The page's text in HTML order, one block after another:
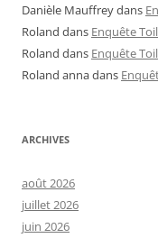
Danièle Mauffreydans
Roland dans Enquête
Roland dans Enquête
Roland annadans
ARCHIVES
août 2026
juillet 2026
juin 2026